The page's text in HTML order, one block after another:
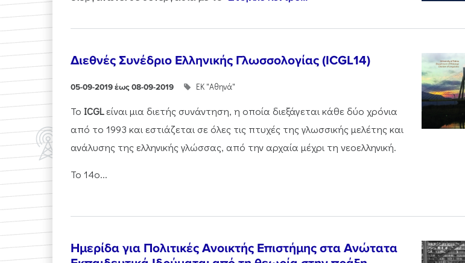
Διεθνές Συνέδριο Ελληνικής Γλωσσολογίας (ICGL14)
05-09-2019 έως 08-09-2019 ΕΚ "Αθηνά"
To ICGLείναι μια διετής συνάντηση, η οποία διεξάγεται κάθε δύο χρόνια
από το 1993 και εστιάζεται σε όλες τις πτυχές της γλωσσικής μελέτης και
ανάλυσης της ελληνικής γλώσσας, από την αρχαία μέχρι τη νεοελληνική.
Το 14ο...
Ημερίδα για Πολιτικές Ανοικτής Επιστήμης στα Ανώτατα